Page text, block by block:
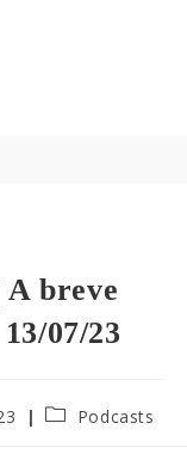
A breve
07/23
Podcasts